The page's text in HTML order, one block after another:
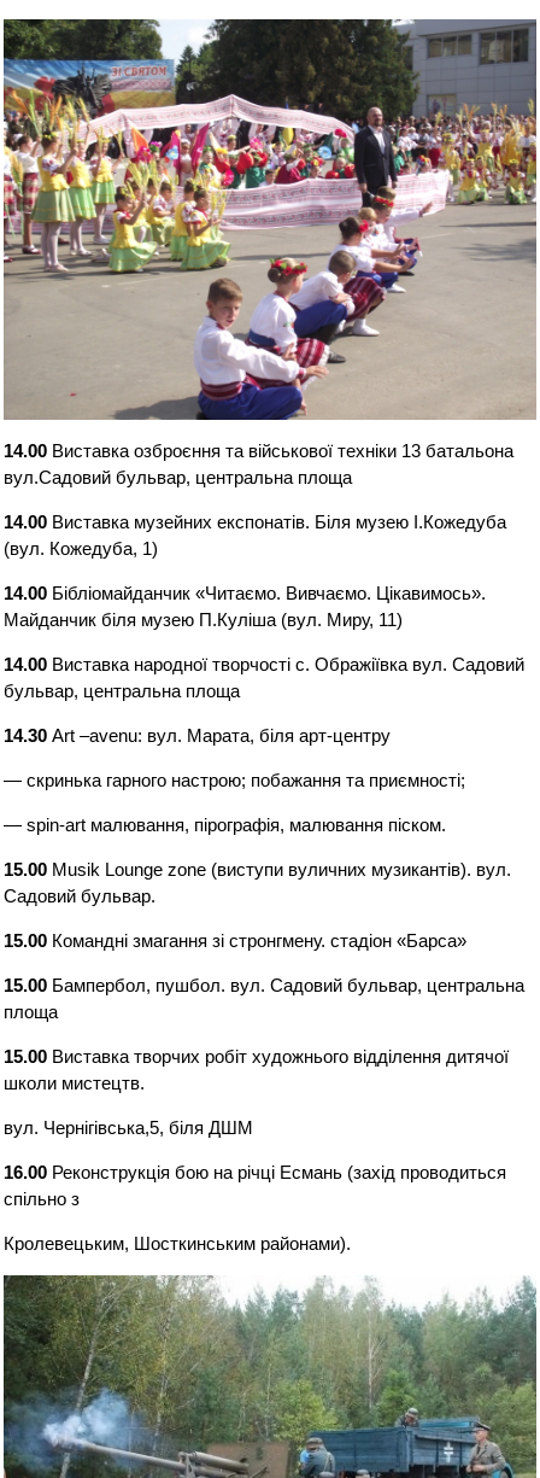
14.00 Виставка озброєння та військової техніки 13 батальона
вул.Садовий бульвар, центральна площа
14.00 Виставка музейних експонатів. Біля музею І.Кожедуба
(вул. Кожедуба, 1)
14.00 Бібліомайданчик «Читаємо. Вивчаємо. Цікавимось».
Майданчик біля музею П.Куліша (вул. Миру, 11)
14.00 Виставка народної творчості с. Ображіївка вул. Садовий
бульвар, центральна площа
14.30 Art –avenu: вул. Марата, біля арт-центру
— скринька гарного настрою; побажання та приємності;
— spin-art малювання, пірографія, малювання піском.
15.00 Musik Lounge zone (виступи вуличних музикантів). вул.
Садовий бульвар.
15.00 Командні змагання зі стронгмену. стадіон «Барса»
15.00 Бампербол, пушбол. вул. Садовий бульвар, центральна
площа
15.00 Виставка творчих робіт художнього відділення дитячої
школи мистецтв.
вул. Чернігівська,5, біля ДШМ
16.00 Реконструкція бою на річці Есмань (захід проводиться
спільно з
Кролевецьким, Шосткинським районами).